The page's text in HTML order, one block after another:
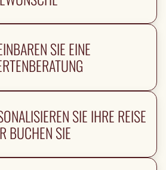
SIE EINE
SIE IHRE REISE
BUCHEN SIE